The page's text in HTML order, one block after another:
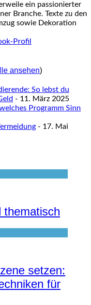
ein passionierter
Branche. Texte zu den
sowie Dekoration
ansehen)
So lebst du
- 11. März 2025
Programm Sinn
- 17. Mai
thematisch
setzen:
für